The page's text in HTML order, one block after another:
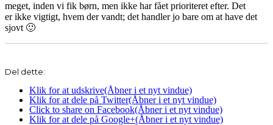
meget, inden vi fik børn, men ikke har fået prioriteret efter. Det
er ikke vigtigt, hvem der vandt; det handler jo bare om at have det
sjovt 🙂
Del dette:
Klik for at udskrive(Åbner i et nyt vindue)
Klik for at dele på Twitter(Åbner i et nyt vindue)
Click to share on Facebook(Åbner i et nyt vindue)
Klik for at dele på Google+(Åbner i et nyt vindue)